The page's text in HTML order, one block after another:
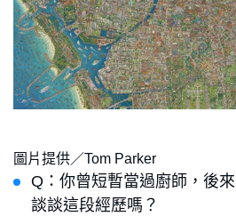
圖片提供／Tom Parker
Q：你曾短暫當過廚師，後
談談這段經歷嗎？